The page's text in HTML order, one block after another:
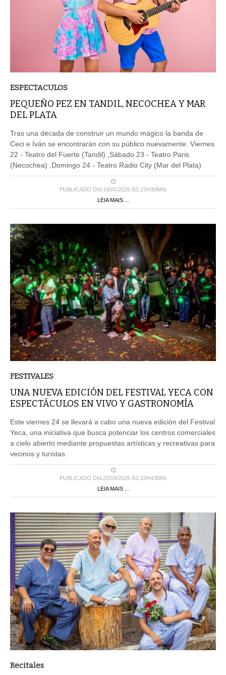
ESPECTACULOS
PEQUEÑO PEZ EN TANDIL, NECOCHEA Y MAR
DEL PLATA
Tras una década de construir un mundo mágico la banda de
Ceci e Iván se encontrarán con su público nuevamente. Viernes
22 - Teatro del Fuerte (Tandil) ,Sábado 23 - Teatro Paris
(Necochea) ,Domingo 24 - Teatro Radio City (Mar del Plata)
PUBLICADO DIA 19/05/2026 ÀS 23H30MIN
LEIA MAIS ...
FESTIVALES
UNA NUEVA EDICIÓN DEL FESTIVAL YECA CON
ESPECTÁCULOS EN VIVO Y GASTRONOMÍA
Este viernes 24 se llevará a cabo una nueva edición del Festival
Yeca, una iniciativa que busca potenciar los centros comerciales
a cielo abierto mediante propuestas artísticas y recreativas para
vecinos y turistas.
PUBLICADO DIA 22/04/2026 ÀS 22H43MIN
LEIA MAIS ...
Recitales